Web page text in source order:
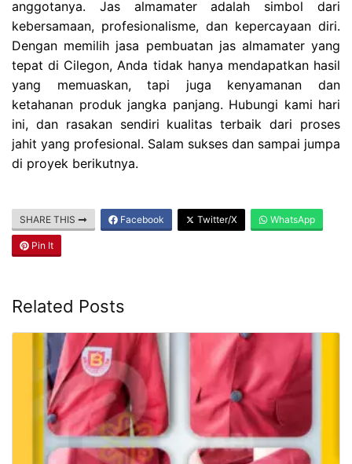
anggotanya. Jas almamater adalah simbol dari
kebersamaan, profesionalisme, dan kepercayaan diri.
Dengan memilih jasa pembuatan jas almamater yang
tepat di Cilegon, Anda tidak hanya mendapatkan hasil
yang memuaskan, tapi juga kenyamanan dan
ketahanan produk jangka panjang. Hubungi kami hari
ini, dan rasakan sendiri kualitas terbaik dari proses
jahit yang profesional. Salam sukses dan sampai jumpa
di proyek berikutnya.
SHARE THIS Facebook Twitter/X WhatsApp
Pin It
Related Posts